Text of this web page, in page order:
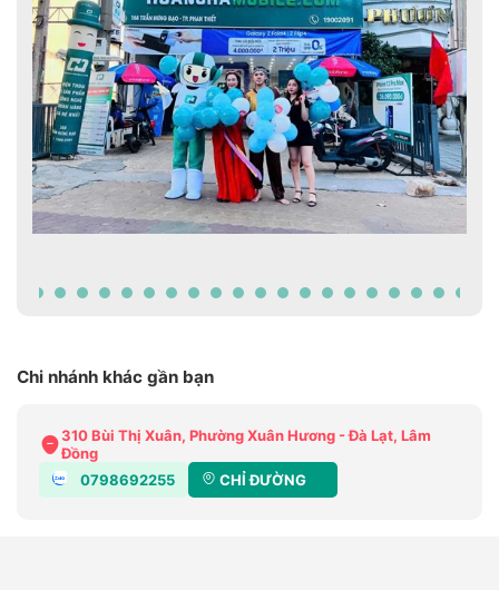
Chi nhánh khác gần bạn
310 Bùi Thị Xuân, Phường Xuân Hương - Đà Lạt, Lâm
Đồng
0798692255
CHỈ ĐƯỜNG